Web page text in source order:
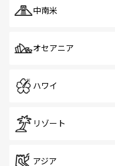
中南米
オセアニア
ハワイ
リゾート
アジア